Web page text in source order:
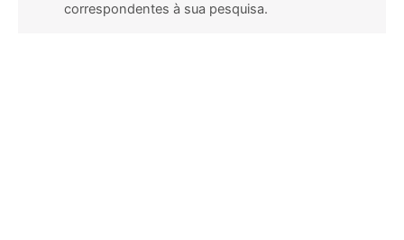
correspondentes à sua pesquisa.